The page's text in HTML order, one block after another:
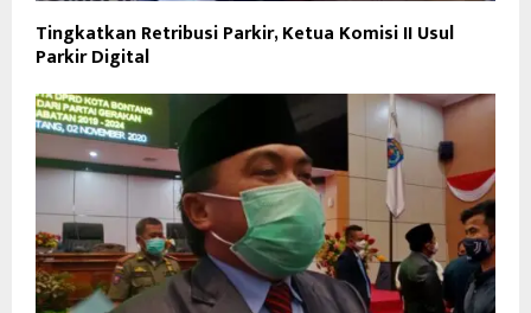
Tingkatkan Retribusi Parkir, Ketua Komisi II Usul
Parkir Digital